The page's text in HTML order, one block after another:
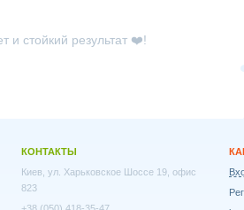
стойкий результат ❤️!
КОНТАКТЫ
Киев, ул. Харьковское Шоссе 19, офис
823